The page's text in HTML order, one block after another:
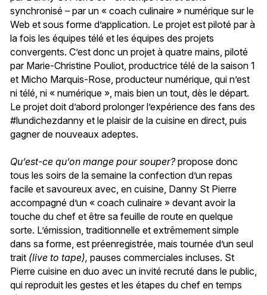
synchronisé – par un « coach culinaire » numérique sur le
Web et sous forme d’application. Le projet est piloté par à
la fois les équipes télé et les équipes des projets
convergents. C’est donc un projet à quatre mains, piloté
par Marie-Christine Pouliot, productrice télé de la saison 1
et Micho Marquis-Rose, producteur numérique, qui n’est
ni télé, ni « numérique », mais bien un tout, dès le départ.
Le projet doit d’abord prolonger l’expérience des fans des
#lundichezdanny et le plaisir de la cuisine en direct, puis
gagner de nouveaux adeptes.
Qu’est-ce qu’on mange pour souper?propose donc
tous les soirs de la semaine la confection d’un repas
facile et savoureux avec, en cuisine, Danny St Pierre
accompagné d’un « coach culinaire » devant avoir la
touche du chef et être sa feuille de route en quelque
sorte. L’émission, traditionnelle et extrêmement simple
dans sa forme, est préenregistrée, mais tournée d’un seul
trait (live to tape), pauses commerciales incluses. St
Pierre cuisine en duo avec un invité recruté dans le public,
qui reproduit les gestes et les étapes du chef en temps